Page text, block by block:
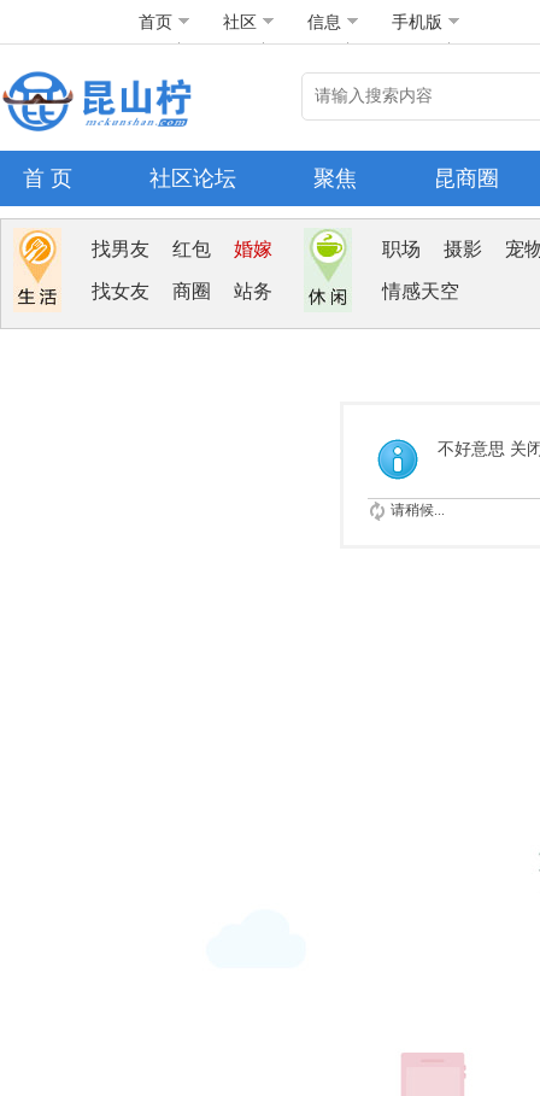
首页 社区 信息 手机版
首 页 社区论坛 聚焦 昆商圈
找男友 红包 婚嫁
找女友 商圈 站务
职场 摄影 宠
情感天空
不好意思 关
请稍候...